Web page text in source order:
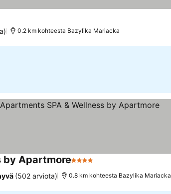
0.2 km kohteesta Bazylika Mariacka
by Apartmore4 Tähtiluokitus
(502 arviota) 0.8 km kohteesta Bazylika Mariacka